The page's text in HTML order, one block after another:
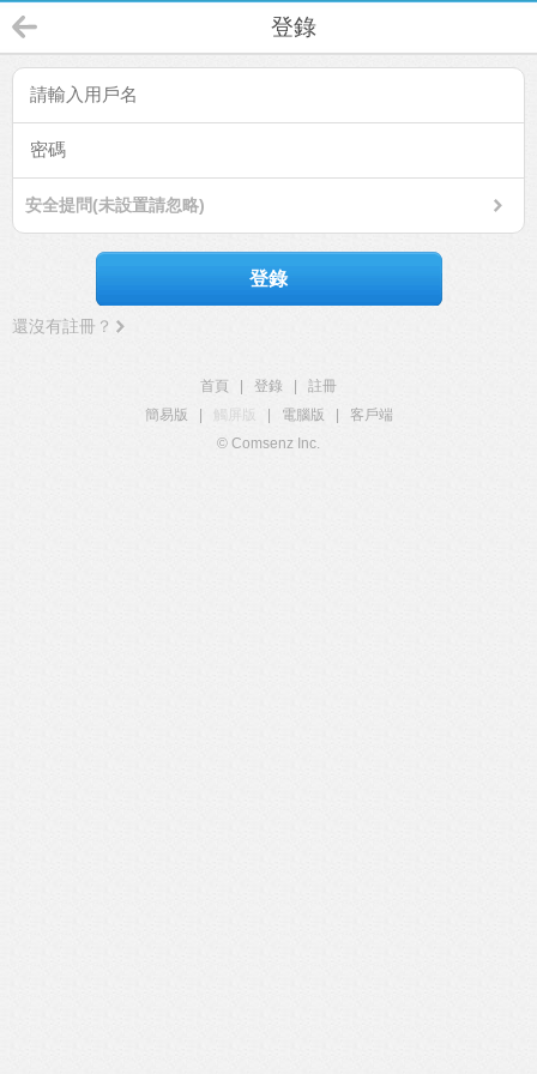
登錄
安全提問(未設置請忽略)
登錄
還沒有註冊？
首頁 登錄
註冊
簡易版
觸屏版 電腦版
客戶端
© Comsenz Inc.